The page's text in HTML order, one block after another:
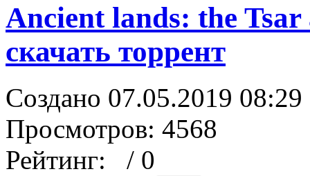
Ancient lands: the
скачать торрент
Создано 07.05.2019 08:29
Просмотров: 4568
Рейтинг:
/ 0